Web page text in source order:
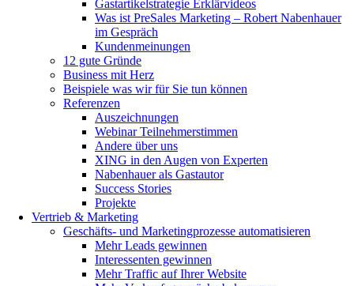
Gastartikelstrategie Erklärvideos
Was ist PreSales Marketing – Robert Nabenhauer
im Gespräch
Kundenmeinungen
12 gute Gründe
Business mit Herz
Beispiele was wir für Sie tun können
Referenzen
Auszeichnungen
Webinar Teilnehmerstimmen
Andere über uns
XING in den Augen von Experten
Nabenhauer als Gastautor
Success Stories
Projekte
Vertrieb & Marketing
Geschäfts- und Marketingprozesse automatisieren
Mehr Leads gewinnen
Interessenten gewinnen
Mehr Traffic auf Ihrer Website